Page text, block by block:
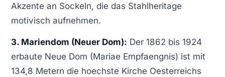
Akzente an Sockeln, die das Stahlheritage
motivisch aufnehmen.
3. Mariendom (Neuer Dom): Der 1862 bis 1924
erbaute Neue Dom (Mariae Empfaengnis) ist mit
134,8 Metern die hoechste Kirche Oesterreichs